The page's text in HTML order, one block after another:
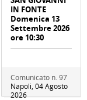
IN FONTE
Domenica 13
Settembre 2026
ore 10:30
Comunicato n. 97
Napoli, 04 Agosto
2026